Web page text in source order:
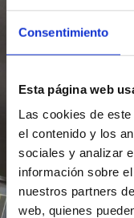
Consentimiento
Esta página web
Las cookies de
el contenido y los
sociales y analizar
información sobre
nuestros partners
web, quienes